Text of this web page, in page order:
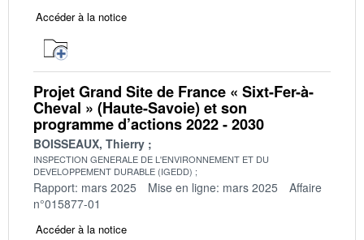
Accéder à la notice
Projet Grand Site de France « Sixt-Fer-à-
Cheval » (Haute-Savoie) et son
programme d’actions 2022 - 2030
BOISSEAUX, Thierry
INSPECTION GENERALE DE L'ENVIRONNEMENT ET DU
DEVELOPPEMENT DURABLE (IGEDD)
Rapport: mars 2025 Mise en ligne: mars 2025
Affaire
n°015877-01
Accéder à la notice